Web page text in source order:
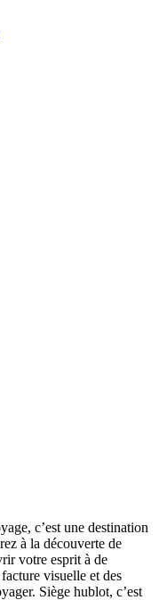
c’est une destination
à la découverte de
votre esprit à de
visuelle et des
Siège hublot, c’est